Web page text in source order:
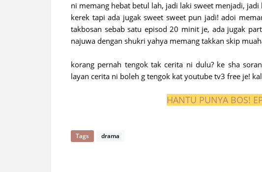
ni memang hebat betul lah, jadi laki sweet menjadi,
kerek tapi ada jugak sweet sweet pun jadi! adoi
takbosan sebab satu episod 20 minit je, ada jugak
najuwa dengan shukri yahya memang takkan skip
korang pernah tengok tak cerita ni dulu? ke sha
layan cerita ni boleh g tengok kat youtube tv3 free je!
HANTU PUNYA BOS!
Tags drama